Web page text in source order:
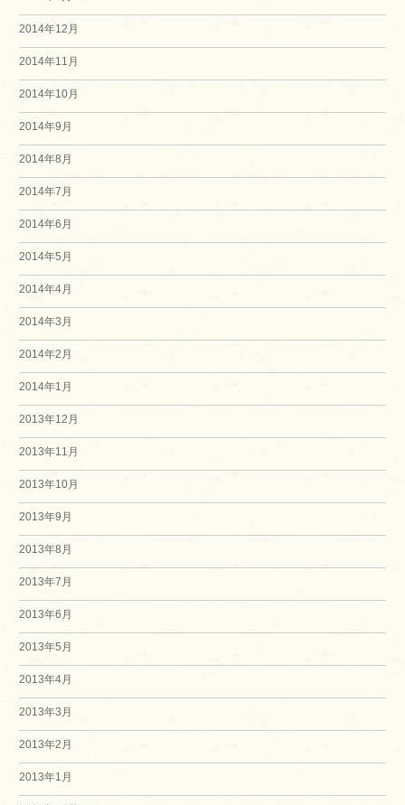
2014年12月
2014年11月
2014年10月
2014年9月
2014年8月
2014年7月
2014年6月
2014年5月
2014年4月
2014年3月
2014年2月
2014年1月
2013年12月
2013年11月
2013年10月
2013年9月
2013年8月
2013年7月
2013年6月
2013年5月
2013年4月
2013年3月
2013年2月
2013年1月